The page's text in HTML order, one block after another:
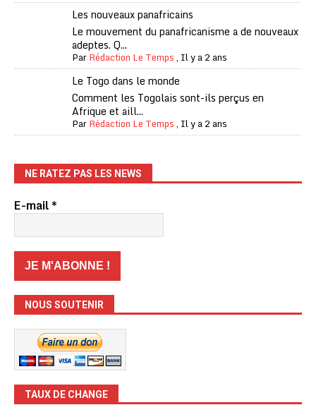
Les nouveaux panafricains
Le mouvement du panafricanisme a de nouveaux
adeptes. Q...
ParRédaction Le Temps, Il y a 2 ans
Le Togo dans le monde
Comment les Togolais sont-ils perçus en
Afrique et aill...
ParRédaction Le Temps, Il y a 2 ans
NE RATEZ PAS LES NEWS
E-mail*
NOUS SOUTENIR
TAUX DE CHANGE